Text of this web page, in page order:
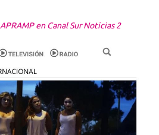
APRAMP en Canal Sur Noticias 2